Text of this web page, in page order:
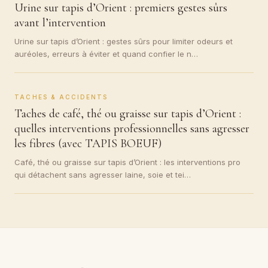
Urine sur tapis d’Orient : premiers gestes sûrs
avant l’intervention
Urine sur tapis d’Orient : gestes sûrs pour limiter odeurs et
auréoles, erreurs à éviter et quand confier le n…
TACHES & ACCIDENTS
Taches de café, thé ou graisse sur tapis d’Orient :
quelles interventions professionnelles sans agresser
les fibres (avec TAPIS BOEUF)
Café, thé ou graisse sur tapis d’Orient : les interventions pro
qui détachent sans agresser laine, soie et tei…